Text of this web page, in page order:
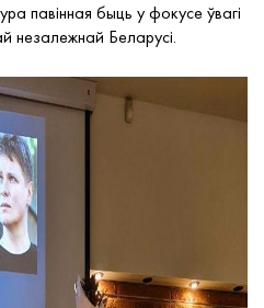
павінная быць у фокусе ўвагі
незалежнай Беларусі.